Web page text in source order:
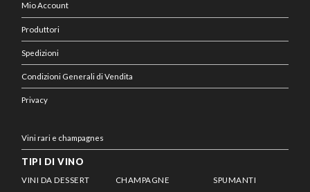
Mio Account
Produttori
Spedizioni
Condizioni Generali di Vendita
Privacy
Vini rari e champagnes
TIPI DI VINO
VINI DA DESSERT CHAMPAGNE SPUMANTI